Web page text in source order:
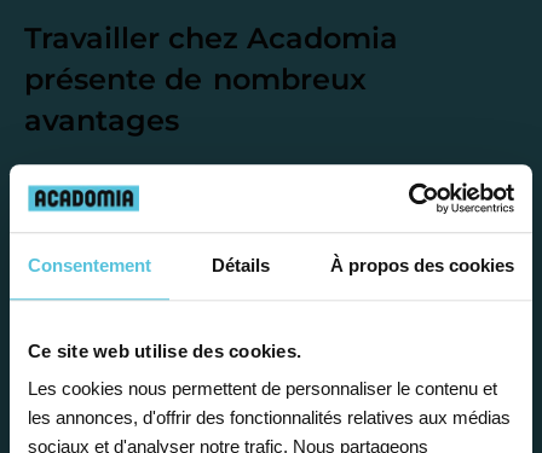
Consentement Détails À propos des cookies
Ce site web utilise des cookies.
Les cookies nous permettent de personnaliser le contenu et
les annonces, d'offrir des fonctionnalités relatives aux médias
sociaux et d'analyser notre trafic. Nous partageons
Travailler chez Acadomia
présente de nombreux
avantages
Enseignez près de chez vous, selon
vos horaires
Afin de garantir le meilleur
accompagnement, nous organisons votre